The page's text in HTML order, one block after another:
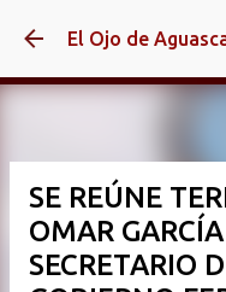
Ir al
El Ojo de
SE REÚNE
OMAR
SECRETARIO